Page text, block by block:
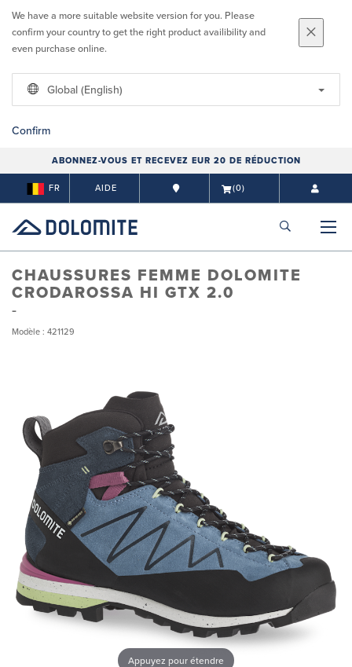
We have a more suitable website version for you. Please
confirm your country to get the right product availibility and
even purchase online.
Global (English)
Confirm
ABONNEZ-VOUS ET RECEVEZ EUR 20 DE RÉDUCTION
FR AIDE (0)
CHAUSSURES FEMME DOLOMITE
CRODAROSSA HI GTX 2.0
Modèle : 421129
Appuyez pour étendre